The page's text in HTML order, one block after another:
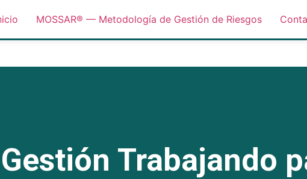
MOSSAR® — Metodología de Gestión de Riesgos
Trabajando